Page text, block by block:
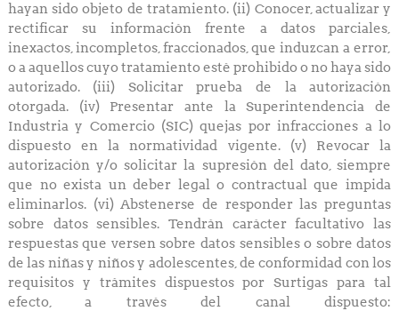
hayan sido objeto de tratamiento. (ii) Conocer, actualizar y
rectificar su información frente a datos parciales,
inexactos, incompletos, fraccionados, que induzcan a error,
o a aquellos cuyo tratamiento esté prohibido o no haya sido
autorizado. (iii) Solicitar prueba de la autorización
otorgada. (iv) Presentar ante la Superintendencia de
Industria y Comercio (SIC) quejas por infracciones a lo
dispuesto en la normatividad vigente. (v) Revocar la
autorización y/o solicitar la supresión del dato, siempre
que no exista un deber legal o contractual que impida
eliminarlos. (vi) Abstenerse de responder las preguntas
sobre datos sensibles. Tendrán carácter facultativo las
respuestas que versen sobre datos sensibles o sobre datos
de las niñas y niños y adolescentes, de conformidad con los
requisitos y trámites dispuestos por Surtigas para tal
efecto, a través del canal dispuesto: